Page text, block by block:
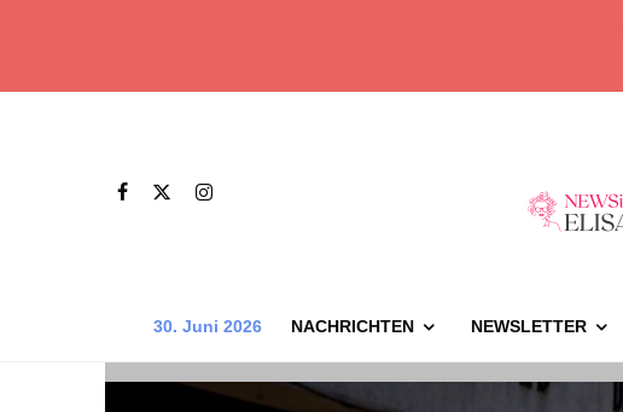
30. Juni 2026 NACHRICHTEN NEWSLETTER